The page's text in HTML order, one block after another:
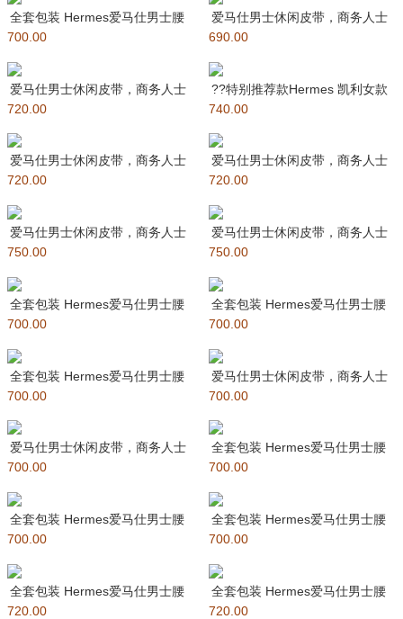
全套包装 Hermes爱马仕男士腰
带 精品五金 双面使用 原
700.00
爱马仕男士休闲皮带，商务人士
最爱，专柜在售 ?采用原厂头层
690.00
爱马仕男士休闲皮带，商务人士
最爱，专柜在售 ?采用原厂头层
720.00
??特别推荐款Hermes 凯利女款
皮带，EPSOM进口小牛
740.00
爱马仕男士休闲皮带，商务人士
最爱，专柜在售爆款 ?采用原厂
720.00
爱马仕男士休闲皮带，商务人士
最爱，专柜在售爆款 ?采用原厂
720.00
爱马仕男士休闲皮带，商务人士
最爱，专柜在售爆款 ?采用进
750.00
爱马仕男士休闲皮带，商务人士
最爱，专柜在售爆款 ?采用进口
750.00
全套包装 Hermes爱马仕男士腰
带 精品五金 双面使用 原
700.00
全套包装 Hermes爱马仕男士腰
带 精品五金 双面使用 原
700.00
全套包装 Hermes爱马仕男士腰
带 精品五金 双面使用 原
700.00
爱马仕男士休闲皮带，商务人士
最爱，专柜在售爆款 ?采用原厂
700.00
爱马仕男士休闲皮带，商务人士
最爱，专柜在售爆款 ?采用原厂
700.00
全套包装 Hermes爱马仕男士腰
带 精品五金 双面使用 原
700.00
全套包装 Hermes爱马仕男士腰
带 精品五金 双面使用 原
700.00
全套包装 Hermes爱马仕男士腰
带 精品五金 双面使用 原
700.00
全套包装 Hermes爱马仕男士腰
带 精品五金 双面使用 原
720.00
全套包装 Hermes爱马仕男士腰
带 精品五金 双面使用 原
720.00